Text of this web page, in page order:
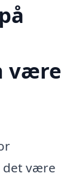
være
det være